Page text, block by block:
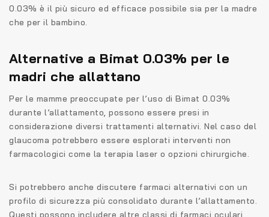
0.03% è il più sicuro ed efficace possibile sia per la madre
che per il bambino.
Alternative a Bimat 0.03% per le
madri che allattano
Per le mamme preoccupate per l’uso di Bimat 0.03%
durante l’allattamento, possono essere presi in
considerazione diversi trattamenti alternativi. Nel caso del
glaucoma potrebbero essere esplorati interventi non
farmacologici come la terapia laser o opzioni chirurgiche.
Si potrebbero anche discutere farmaci alternativi con un
profilo di sicurezza più consolidato durante l’allattamento.
Questi possono includere altre classi di farmaci oculari